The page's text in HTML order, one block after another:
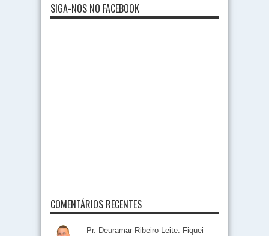
SIGA-NOS NO FACEBOOK
COMENTÁRIOS RECENTES
Pr. Deuramar Ribeiro Leite: Fiquei